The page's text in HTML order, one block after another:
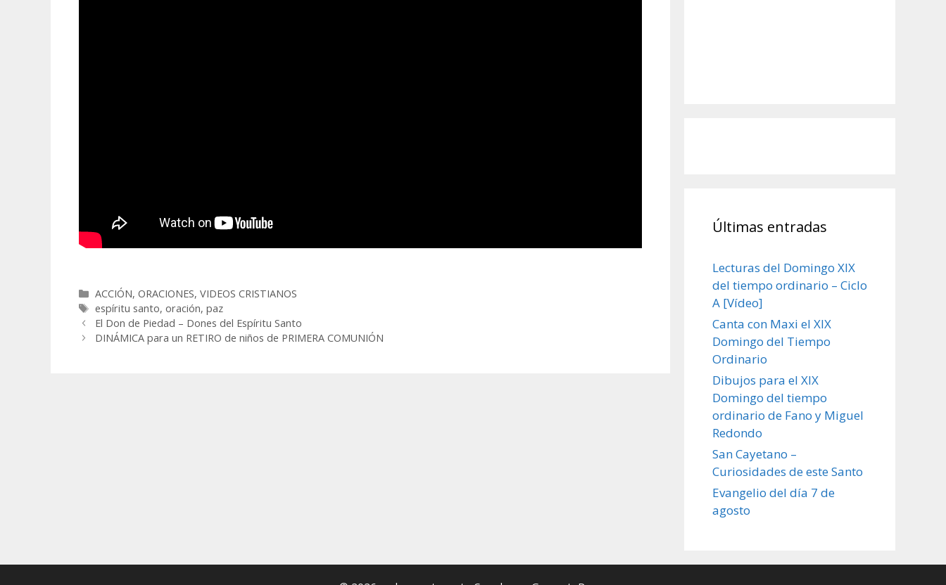
Categorías
ACCIÓN,ORACIONES,VIDEOS CRISTIANOS
Etiquetas
espíritu santo,oración,paz
El Don de Piedad – Dones del Espíritu Santo
DINÁMICA para un RETIRO de niños de PRIMERA COMUNIÓN
Últimas entradas
Lecturas del Domingo XIX
del tiempo ordinario – Ciclo
A [Vídeo]
Canta con Maxi el XIX
Domingo del Tiempo
Ordinario
Dibujos para el XIX
Domingo del tiempo
ordinario de Fano y Miguel
Redondo
San Cayetano –
Curiosidades de este Santo
Evangelio del día 7 de
agosto